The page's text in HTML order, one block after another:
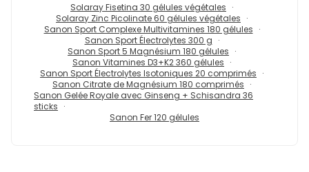
Solaray Fisetina 30 gélules végétales
Solaray Zinc Picolinate 60 gélules végétales
Sanon Sport Complexe Multivitamines 180 gélules
Sanon Sport Électrolytes 300 g
Sanon Sport 5 Magnésium 180 gélules
Sanon Vitamines D3+K2 360 gélules
Sanon Sport Électrolytes Isotoniques 20 comprimés
Sanon Citrate de Magnésium 180 comprimés
Sanon Gelée Royale avec Ginseng + Schisandra 36
sticks
Sanon Fer 120 gélules